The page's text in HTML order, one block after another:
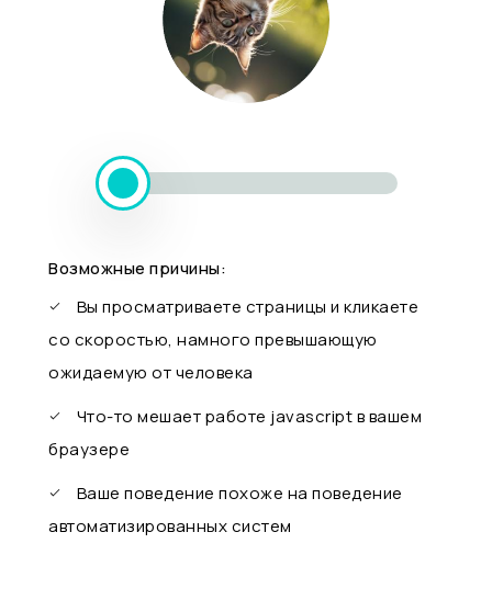
Возможные причины:
Вы просматриваете страницы и кликаете
со скоростью, намного превышающую
ожидаемую от человека
Что-то мешает работе javascript в вашем
браузере
Ваше поведение похоже на поведение
автоматизированных систем